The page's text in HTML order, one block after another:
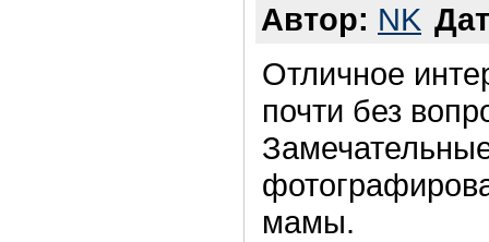
Автор: NK
Отличное
почти без
мамы.